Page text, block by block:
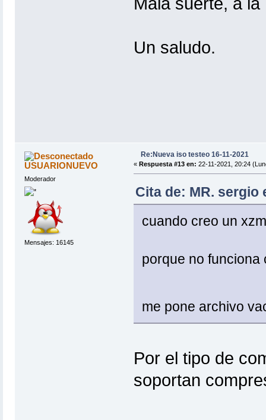
Un saludo.
USUARIONUEVO
Moderador
Mensajes: 16145
Re:Nueva iso testeo 16-11-2021
« Respuesta #13 en: 22-11-2021, 20:24
Cita de: MR. sergio
cuando creo un xzm
porque no funciona
me pone archivo
Por el tipo de
soportan